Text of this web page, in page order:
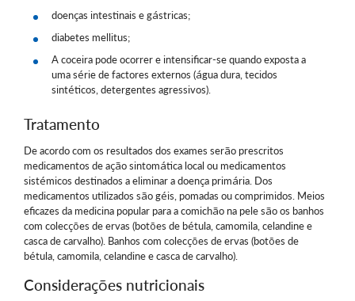
doenças intestinais e gástricas;
diabetes mellitus;
A coceira pode ocorrer e intensificar-se quando exposta a
uma série de factores externos (água dura, tecidos
sintéticos, detergentes agressivos).
Tratamento
De acordo com os resultados dos exames serão prescritos
medicamentos de ação sintomática local ou medicamentos
sistémicos destinados a eliminar a doença primária. Dos
medicamentos utilizados são géis, pomadas ou comprimidos. Meios
eficazes da medicina popular para a comichão na pele são os banhos
com colecções de ervas (botões de bétula, camomila, celandine e
casca de carvalho). Banhos com colecções de ervas (botões de
bétula, camomila, celandine e casca de carvalho).
Considerações nutricionais